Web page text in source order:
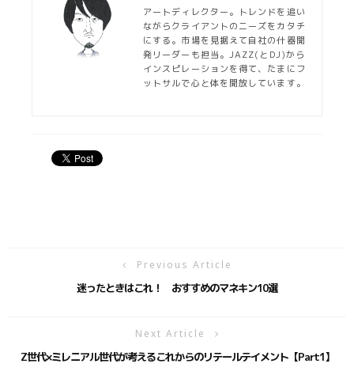
アートディレクター。トレンドを追い
ながらクライアントのニーズをカタチ
にする。市場を見据えて自社の什器開
発リーダーも担当。JAZZ(とDJ)から
インスピレーションを得て、たまにフ
ットサルで心と体を開放しています。
Previous Article
迷ったときはこれ！ おすすめのマネキン10選
Next Article
Z世代×ミレニアル世代が考えるこれからのリテールテイメント【part1】